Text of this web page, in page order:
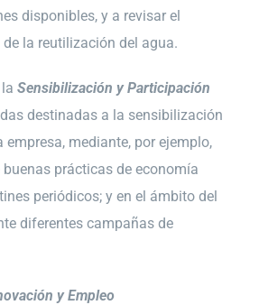
disponibles, y a revisar el
la reutilización del agua.
Sensibilización y Participación
destinadas a la sensibilización
empresa, mediante, por ejemplo,
prácticas de economía
periódicos; y en el ámbito del
diferentes campañas de
y Empleo